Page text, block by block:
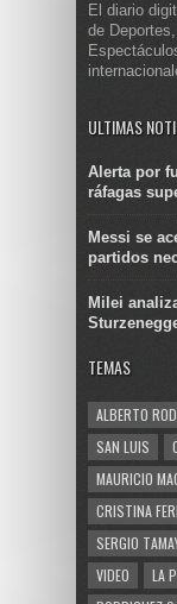
El diario
de
ULTIMAS
Alerta por
ráfagas
Messi se
partidos
Milei
TEMAS
ALBERTO
SAN LUIS
MAURICIO
CRISTINA
SERGIO
VIDEO
LA